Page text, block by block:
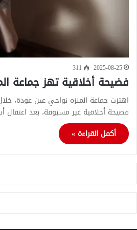
2025-08-25
311
فضيحة أخلاقية تهز جماعة
اهتزت جماعة المنزه نواحي عين عودة،
فضيحة أخلاقية غير مسبوقة، بعد اعتقال
أكمل القراءة »